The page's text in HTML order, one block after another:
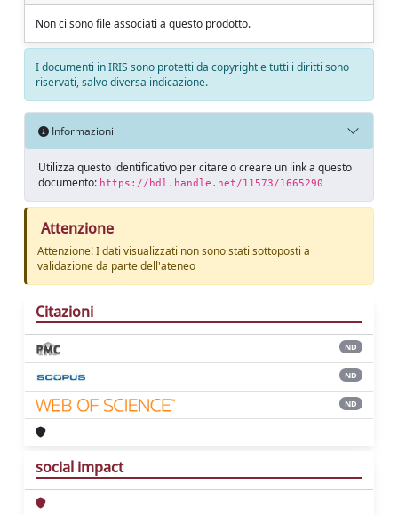
Non ci sono file associati a questo prodotto.
I documenti in IRIS sono protetti da copyright e tutti i diritti sono
riservati, salvo diversa indicazione.
Informazioni
Utilizza questo identificativo per citare o creare un link a questo
documento: https://hdl.handle.net/11573/1665290
Attenzione
Attenzione! I dati visualizzati non sono stati sottoposti a
validazione da parte dell'ateneo
Citazioni
ND
ND
ND
social impact